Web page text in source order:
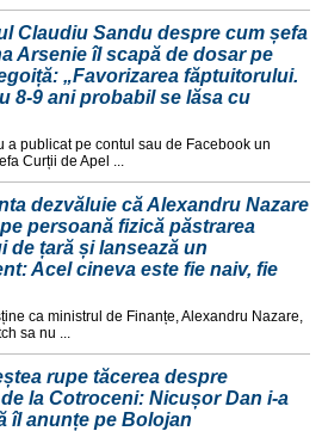
Claudiu Sandu despre cum șefa
Arsenie îl scapă de dosar pe
„Favorizarea făptuitorului.
8-9 ani probabil se lăsa cu
a publicat pe contul sau de Facebook un
Curții de Apel ...
dezvăluie că Alexandru Nazare
persoană fizică păstrarea
de țară și lansează un
Acel cineva este fie naiv, fie
ca ministrul de Finanțe, Alexandru Nazare,
sa nu ...
rupe tăcerea despre
la Cotroceni: Nicușor Dan i-a
îl anunțe pe Bolojan